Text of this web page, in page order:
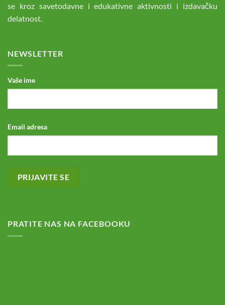
se kroz savetodavne i edukativne aktivnosti i izdavačku
delatnost.
NEWSLETTER
Vaše ime
Email adresa
PRATITE NAS NA FACEBOOKU